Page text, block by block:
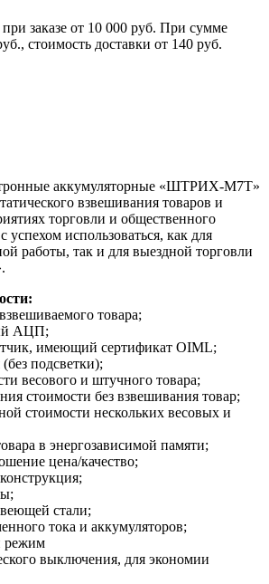
при заказе от 10 000 руб. При сумме
стоимость доставки от 140 руб.
аккумуляторные «ШТРИХ-М7Т»
взвешивания товаров и
торговли и общественного
использоваться, как для
работы, так и для выездной торговли
товара;
АЦП;
имеющий сертификат OIML;
подсветки);
весового и штучного товара;
стоимости без взвешивания товар;
стоимости нескольких весовых и
в энергозависимой памяти;
цена/качество;
стали;
тока и аккумуляторов;
режим
выключения, для экономии